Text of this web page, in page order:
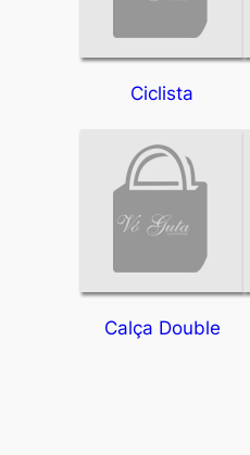
Ciclista
Calça Double